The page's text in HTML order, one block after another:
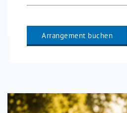
Arrangement buchen